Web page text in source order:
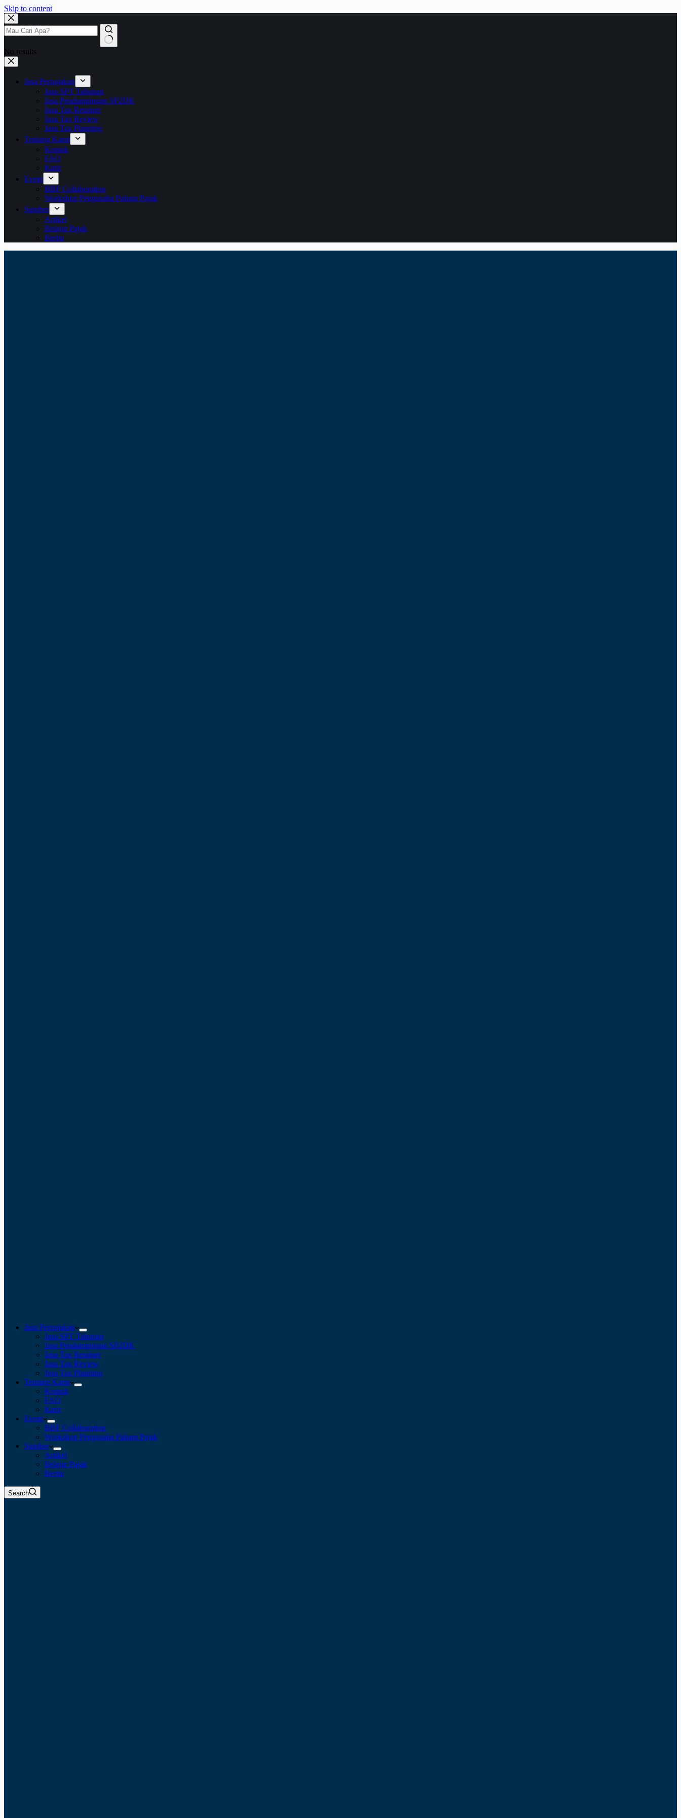
Skip to content
No results
Jasa Perpajakan
Jasa SPT Tahunan
Jasa Pendampingan SP2DK
Jasa Tax Retainer
Jasa Tax Review
Jasa Tax Planning
Tentang Kami
Kontak
FAQ
Karir
Event
BBF Collaboration
Workshop Pengusaha Paham Pajak
Sumber
Artikel
Belajar Pajak
Berita
Jasa Perpajakan
Jasa SPT Tahunan
Jasa Pendampingan SP2DK
Jasa Tax Retainer
Jasa Tax Review
Jasa Tax Planning
Tentang Kami
Kontak
FAQ
Karir
Event
BBF Collaboration
Workshop Pengusaha Paham Pajak
Sumber
Artikel
Belajar Pajak
Berita
Search